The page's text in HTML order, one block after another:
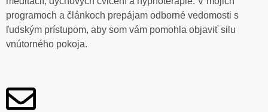
programoch a článkoch prepájam odborné vedomosti s
ľudským prístupom, aby som vám pomohla objaviť silu
vnútorného pokoja.